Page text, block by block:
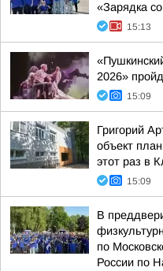
«Зарядка
15:13
2026»
15:09
Григорий
объект
этот раз в
15:09
В
по
России по